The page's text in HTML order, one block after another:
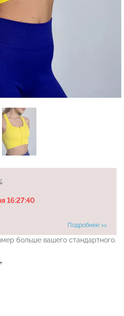
16:27:39
Подробнее >>
больше вашего стандартного.
BRASILIAN SHAPEWEAR
369 грн.